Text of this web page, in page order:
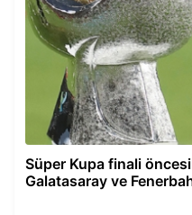
Süper Kupa finali
Galatasaray ve